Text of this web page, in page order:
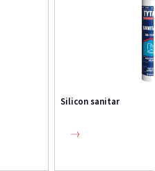
Silicon sanitar